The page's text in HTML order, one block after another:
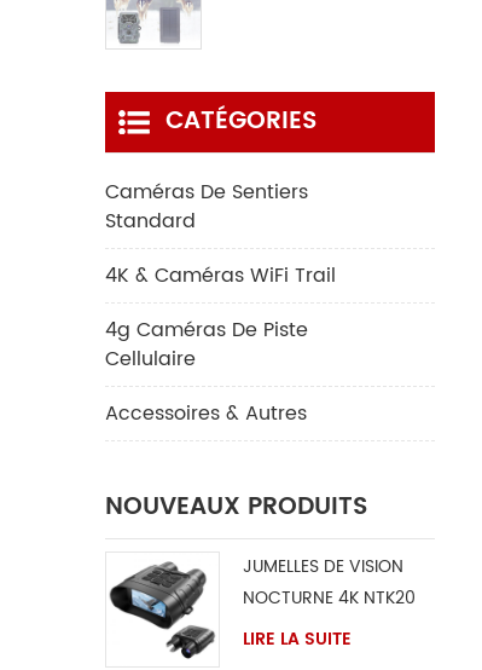
CATÉGORIES
Caméras De Sentiers
Standard
4K & Caméras WiFi Trail
4g Caméras De Piste
Cellulaire
Accessoires & Autres
NOUVEAUX PRODUITS
JUMELLES DE VISION
NOCTURNE 4K NTK20
LIRE LA SUITE